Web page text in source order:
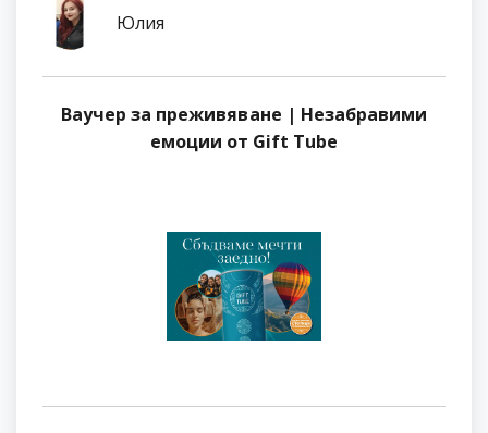
Юлия
Ваучер за преживяване | Незабравими
емоции от Gift Tube